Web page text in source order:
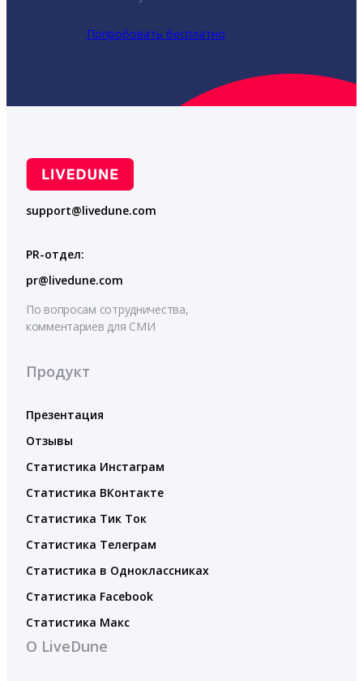
Попробовать бесплатно
support@livedune.com
PR-отдел:
pr@livedune.com
По вопросам сотрудничества,
комментариев для СМИ
Продукт
Презентация
Отзывы
Статистика Инстаграм
Статистика ВКонтакте
Статистика Тик Ток
Статистика Телеграм
Статистика в Одноклассниках
Статистика Facebook
Статистика Макс
О LiveDune